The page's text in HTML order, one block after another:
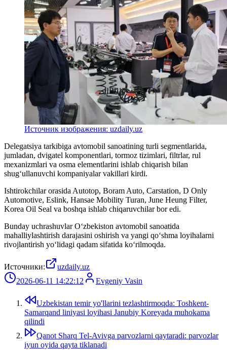
Источник изображения: uzdaily.uz
Delegatsiya tarkibiga avtomobil sanoatining turli segmentlarida,
jumladan, dvigatel komponentlari, tormoz tizimlari, filtrlar, rul
mexanizmlari va osma elementlarini ishlab chiqarish bilan
shug‘ullanuvchi kompaniyalar vakillari kirdi.
Ishtirokchilar orasida Autotop, Boram Auto, Carstation, D Only
Automotive, Eslink, Hansae Mobility Turan, June Heung Filter,
Korea Oil Seal va boshqa ishlab chiqaruvchilar bor edi.
Bunday uchrashuvlar O‘zbekiston avtomobil sanoatida
mahalliylashtirish darajasini oshirish va yangi qo‘shma loyihalarni
rivojlantirish yo‘lidagi qadam sifatida ko‘rilmoqda.
Источники:
uzdaily.uz
2026-06-11 14:22:12
Evgeniy Vasin
Uzbekistan temir yo'llarini tezlashtirmoqda: Toshkent-
Samarqand liniyasi loyihasi Janubiy Koreyada muhokama
qilindi
Qanot Sharq Tel-Avivga parvozlarni qaytaradi: parvozlar
iyun oyida qayta tiklanadi